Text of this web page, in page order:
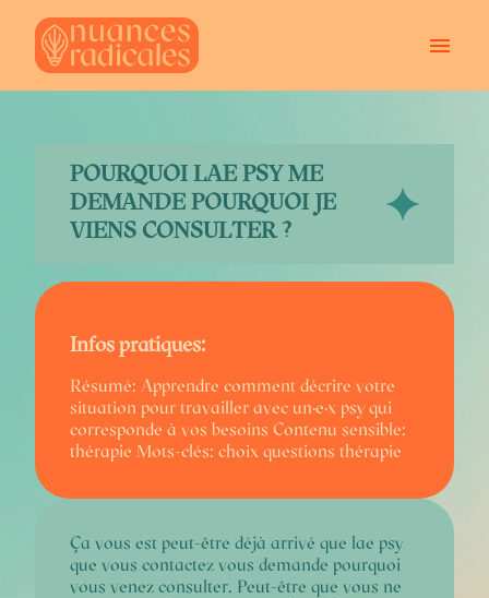
BLOG
CONTACT
POURQUOI LAE PSY ME
DEMANDE POURQUOI JE
VIENS CONSULTER ?
Infos pratiques:
Résumé: Apprendre comment décrire votre
situation pour travailler avec un·e·x psy qui
corresponde à vos besoins Contenu sensible:
thérapie Mots-clés: choix questions thérapie
Ça vous est peut-être déjà arrivé que lae psy
que vous contactez vous demande pourquoi
vous venez consulter. Peut-être que vous ne